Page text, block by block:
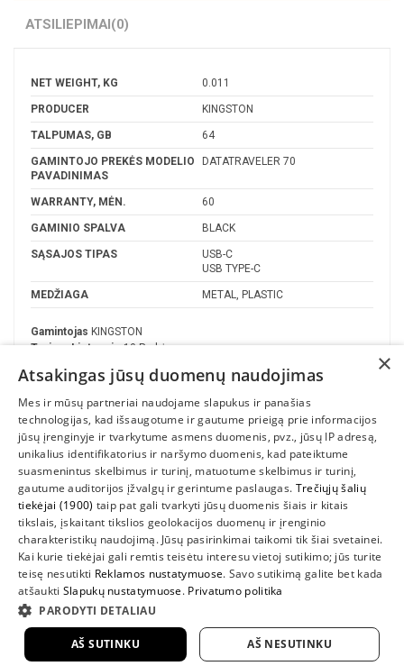
ATSILIEPIMAI(0)
NET WEIGHT, KG 0.011
PRODUCER KINGSTON
TALPUMAS, GB 64
GAMINTOJO PREKĖS MODELIO
PAVADINIMAS
DATATRAVELER 70
WARRANTY, MĖN. 60
GAMINIO SPALVA BLACK
SĄSAJOS TIPAS
USB-C
USB TYPE-C
MEDŽIAGA METAL, PLASTIC
Gamintojas KINGSTON
Turime Lietuvoje 10 Prekės
INFORMACIJA
SUSIEKITE
2022 UAB "Sedum kompiuteriai" |
×
Atsakingas jūsų duomenų naudojimas
Mes ir mūsų partneriai naudojame slapukus ir panašias
technologijas, kad išsaugotume ir gautume prieigą prie informacijos
jūsų įrenginyje ir tvarkytume asmens duomenis, pvz., jūsų IP adresą,
unikalius identifikatorius ir naršymo duomenis, kad pateiktume
suasmenintus skelbimus ir turinį, matuotume skelbimus ir turinį,
gautume auditorijos įžvalgų ir gerintume paslaugas. Trečiųjų šalių
tiekėjai (1900) taip pat gali tvarkyti jūsų duomenis šiais ir kitais
tikslais, įskaitant tikslios geolokacijos duomenų ir įrenginio
charakteristikų naudojimą. Jūsų pasirinkimai taikomi tik šiai svetainei.
Kai kurie tiekėjai gali remtis teisėtu interesu vietoj sutikimo; jūs turite
teisę nesutikti Reklamos nustatymuose. Savo sutikimą galite bet kada
atšaukti Slapukų nustatymuose. Privatumo politika
PARODYTI DETALIAU
AŠ SUTINKU AŠ NESUTINKU